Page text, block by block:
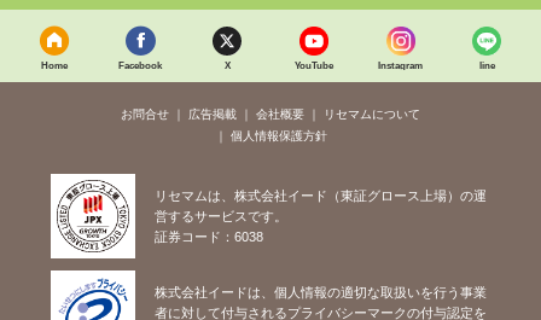
Home Facebook X YouTube Instagram line
お問合せ 広告掲載 会社概要
リセマムについて
個人情報保護方針
リセマムは、株式会社イード（東証グロース上場）の運
営するサービスです。
証券コード：6038
株式会社イードは、個人情報の適切な取扱いを行う事業
者に対して付与されるプライバシーマークの付与認定を